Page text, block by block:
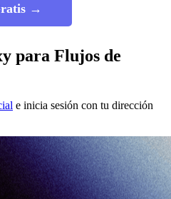
→
para Flujos de
e inicia sesión con tu dirección